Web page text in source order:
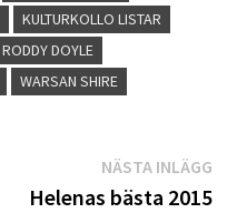
KULTURKOLLO LISTAR
RODDY DOYLE
WARSAN SHIRE
NÄSTA INLÄGG
Helenas bästa 2015